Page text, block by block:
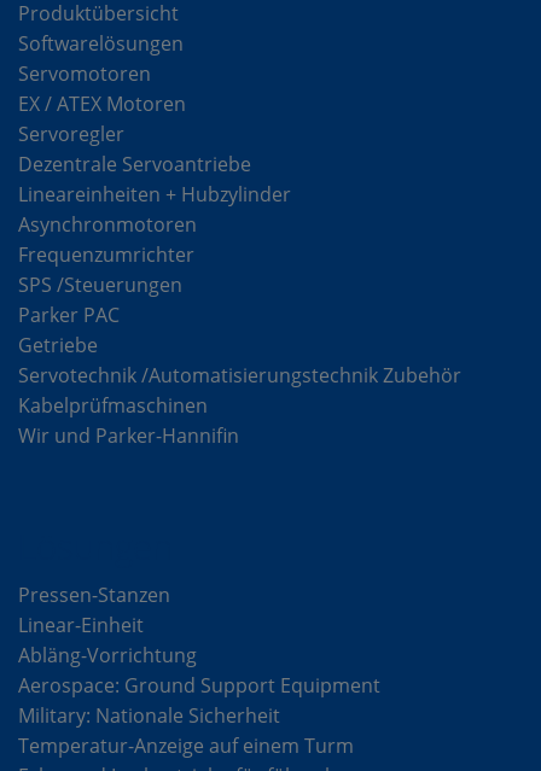
Produktübersicht
Softwarelösungen
Servomotoren
EX / ATEX Motoren
Servoregler
Dezentrale Servoantriebe
Lineareinheiten + Hubzylinder
Asynchronmotoren
Frequenzumrichter
SPS /Steuerungen
Parker PAC
Getriebe
Servotechnik /Automatisierungstechnik Zubehör
Kabelprüfmaschinen
Wir und Parker-Hannifin
Pressen-Stanzen
Linear-Einheit
Abläng-Vorrichtung
Aerospace: Ground Support Equipment
Military: Nationale Sicherheit
Temperatur-Anzeige auf einem Turm